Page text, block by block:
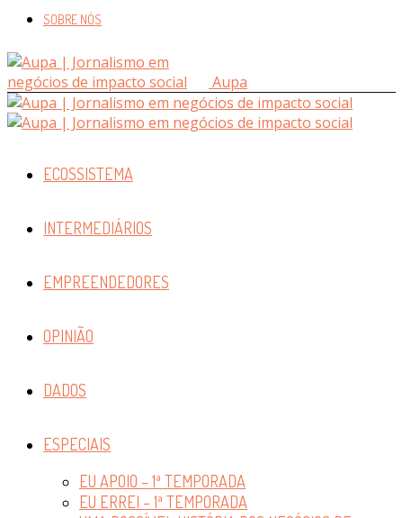
SOBRE NÓS
Aupa
ECOSSISTEMA
INTERMEDIÁRIOS
EMPREENDEDORES
OPINIÃO
DADOS
ESPECIAIS
EU APOIO – 1ª TEMPORADA
EU ERREI – 1ª TEMPORADA